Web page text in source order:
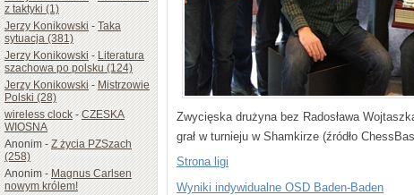
z taktyki (1)
Jerzy Konikowski-Taka
sytuacja (381)
Jerzy Konikowski-Literatura
szachowa po polsku (124)
Jerzy Konikowski-Mistrzowie
Polski (28)
wireless clock-CZESKA
WIOSNA
Anonim-Z życia PZSzach
(258)
Anonim-Magnus Carlsen
nowym królem!
Zwycięska drużyna bez Radosława
grał w turnieju w Shamkirze (źródło
Strona ligi
Wyniki indywidualne OSD Baden-Baden